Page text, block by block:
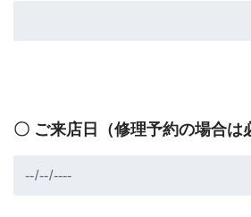
〇 ご来店日（修理予約の場合は